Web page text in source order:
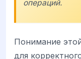
операций.
Понимание
для